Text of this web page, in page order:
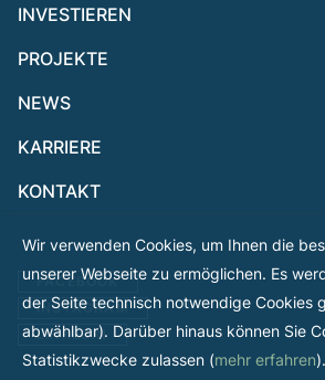
INVESTIEREN
PROJEKTE
NEWS
KARRIERE
KONTAKT
FACEBOOK
INSTAGRAM
LINKEDIN
Wir verwenden Cookies, um Ihnen die
unserer Webseite zu ermöglichen. Es
der Seite technisch notwendige Cookies
abwählbar). Darüber hinaus können Sie
Statistikzwecke zulassen (mehr erfahren).